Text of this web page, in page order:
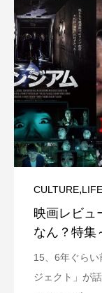
CULTURE,
映画レビュ
なん？特集
15、6年ぐら
ジェクト」が